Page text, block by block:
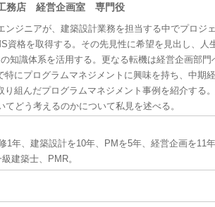
店 経営企画室 専門役
ジニアが、建築設計業務を担当する中でプロジ
資格を取得する。その先見性に希望を見出し、人
知識体系を活用する。更なる転機は経営企画部門
特にプログラムマネジメントに興味を持ち、中期
り組んだプログラムマネジメント事例を紹介する
どう考えるのかについて私見を述べる。
年、建築設計を10年、PMを5年、経営企画を11
建築士、PMR。